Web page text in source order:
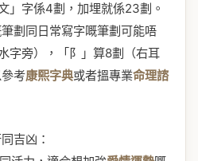
」字係4劃，加埋就係23劃。
劃同日常寫字嘅筆劃可能唔
字旁），「阝」算8劃（右耳
考康熙字典或者搵專業命理諮
吉凶：